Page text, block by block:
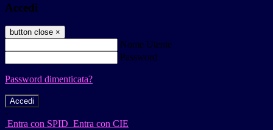
Accedi
button close ×
Nome Utente
Password
Password dimenticata?
-
Entra con SPID Entra con CIE